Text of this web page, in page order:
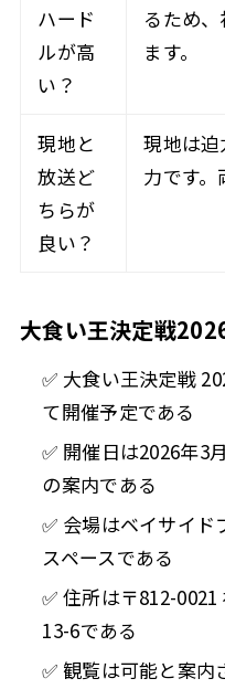
ハード
ルが高
い？
るため
ます。
現地と
放送ど
ちらが
良い？
現地は
力です。
大食い王決定戦
✅ 大食い王決定戦
て開催予定である
✅ 開催日は2026年3
の案内である
✅ 会場はベイサイド
スペースである
✅ 住所は〒812-
13-6である
✅ 観覧は可能と案